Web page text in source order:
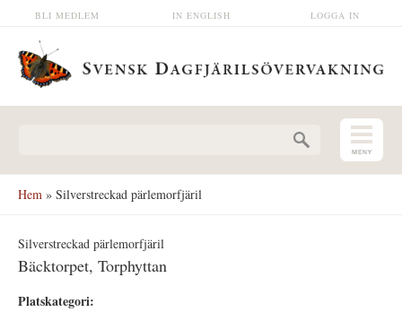
Hoppa till huvudinnehåll LOGGA IN
IN ENGLISH
BLI MEDLEM
Hem » Silverstreckad pärlemorfjäril
Silverstreckad pärlemorfjäril
Bäcktorpet, Torphyttan
Platskategori: